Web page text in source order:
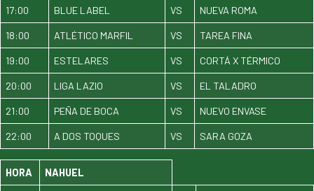
17:00 BLUE LABEL VS NUEVA ROMA
18:00 ATLÉTICO MARFIL VS TAREA FINA
19:00 ESTELARES VS CORTÁ X TÉRMICO
20:00 LIGA LAZIO VS EL TALADRO
21:00 PEÑA DE BOCA VS NUEVO ENVASE
22:00 A DOS TOQUES VS SARA GOZA
HORA NAHUEL